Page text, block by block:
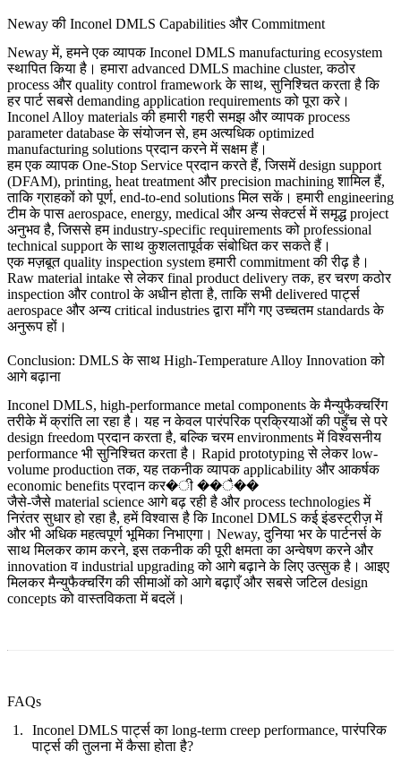
Neway की Inconel DMLS Capabilities और Commitment
Neway में, हमने एक व्यापक Inconel DMLS manufacturing ecosystem
स्थापित किया है। हमारा advanced DMLS machine cluster, कठोर
process और quality control framework के साथ, सुनिश्चित करता है कि
हर पार्ट सबसे demanding application requirements को पूरा करे।
Inconel Alloy materials की हमारी गहरी समझ और व्यापक process
parameter database के संयोजन से, हम अत्यधिक optimized
manufacturing solutions प्रदान करने में सक्षम हैं।
हम एक व्यापकOne-Stop Serviceप्रदान करते हैं, जिसमें design support
(DFAM), printing, heat treatment और precision machining शामिल हैं,
ताकि ग्राहकों को पूर्ण, end-to-end solutions मिल सकें। हमारी engineering
टीम के पास aerospace, energy, medical और अन्य सेक्टर्स में समृद्ध project
अनुभव है, जिससे हम industry-specific requirements को professional
technical support के साथ कुशलतापूर्वक संबोधित कर सकते हैं।
एक मज़बूत quality inspection system हमारी commitment की रीढ़ है।
Raw material intake से लेकर final product delivery तक, हर चरण कठोर
inspection और control के अधीन होता है, ताकि सभी delivered पार्ट्स
aerospace और अन्य critical industries द्वारा माँगे गए उच्चतम standards के
अनुरूप हों।
Conclusion: DMLS के साथ High-Temperature Alloy Innovation को
आगे बढ़ाना
Inconel DMLS, high-performance metal components के मैन्युफैक्चरिंग
तरीके में क्रांति ला रहा है। यह न केवल पारंपरिक प्रक्रियाओं की पहुँच से परे
design freedom प्रदान करता है, बल्कि चरम environments में विश्वसनीय
performance भी सुनिश्चित करता है। Rapid prototyping से लेकर low-
volume production तक, यह तकनीक व्यापक applicability और आकर्षक
economic benefits प्रदान कर�ी ��ै��
जैसे-जैसे material science आगे बढ़ रही है और process technologies में
निरंतर सुधार हो रहा है, हमें विश्वास है कि Inconel DMLS कई इंडस्ट्रीज़ में
और भी अधिक महत्वपूर्ण भूमिका निभाएगा। Neway, दुनिया भर के पार्टनर्स के
साथ मिलकर काम करने, इस तकनीक की पूरी क्षमता का अन्वेषण करने और
innovation व industrial upgrading को आगे बढ़ाने के लिए उत्सुक है। आइए
मिलकर मैन्युफैक्चरिंग की सीमाओं को आगे बढ़ाएँ और सबसे जटिल design
concepts को वास्तविकता में बदलें।
FAQs
Inconel DMLS पार्ट्स का long-term creep performance, पारंपरिक
पार्ट्स की तुलना में कैसा होता है?